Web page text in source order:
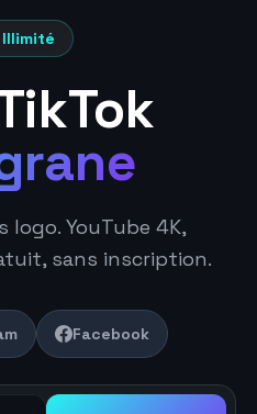
Illimité
logo. YouTube 4K,
sans inscription.
Facebook